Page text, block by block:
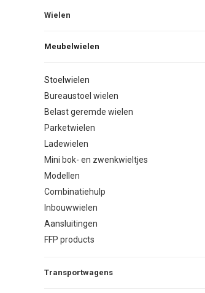
Wielen
Meubelwielen
Stoelwielen
Bureaustoel wielen
Belast geremde wielen
Parketwielen
Ladewielen
Mini bok- en zwenkwieltjes
Modellen
Combinatiehulp
Inbouwwielen
Aansluitingen
FFP products
Transportwagens